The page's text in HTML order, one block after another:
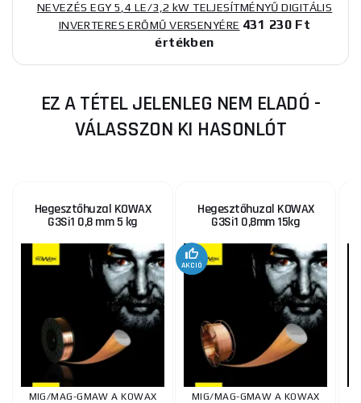
NEVEZÉS EGY 5,4 LE/3,2 kW TELJESÍTMÉNYŰ DIGITÁLIS
INVERTERES ERŐMŰ VERSENYÉRE 431 230 Ft
értékben
EZ A TÉTEL JELENLEG NEM ELADÓ -
VÁLASSZON KI HASONLÓT
Hegesztőhuzal KOWAX
G3Si1 0,8 mm 5 kg
MIG/MAG-GMAW A KOWAX
Hegesztőhuzal KOWAX
G3Si1 0,8mm 15kg
AKCIÓ
MIG/MAG-GMAW A KOWAX